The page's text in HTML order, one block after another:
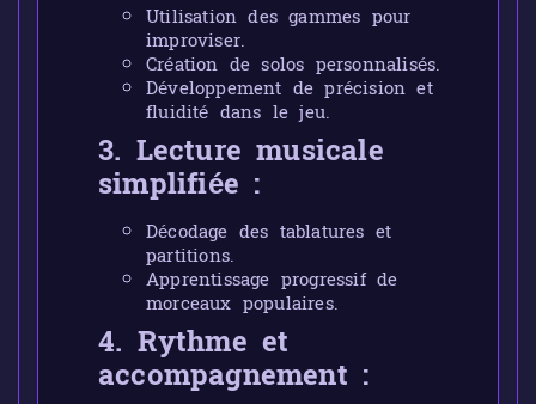
Utilisation des gammes pour
improviser.
Création de solos personnalisés.
Développement de précision et
fluidité dans le jeu.
3. Lecture musicale
simplifiée :
Décodage des tablatures et
partitions.
Apprentissage progressif de
morceaux populaires.
4. Rythme et
accompagnement :